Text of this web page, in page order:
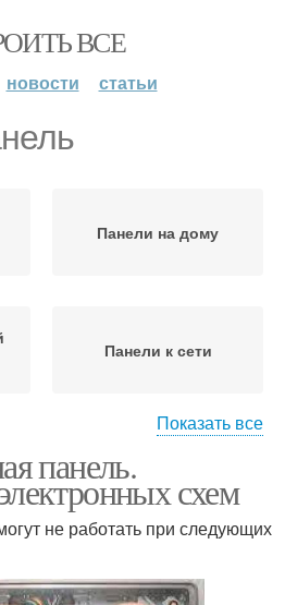
ВСЕ
новости статьи
Панели на дому
Панели к сети
Панели к розетке
Показать все
панель.
схем
не работать при следующих